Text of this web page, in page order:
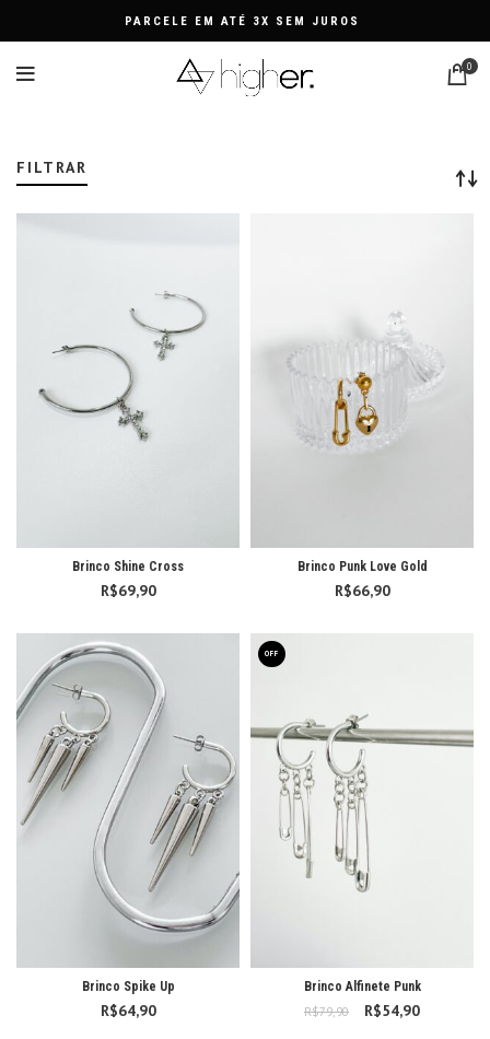
PARCELE EM ATÉ 3X SEM JUROS
0
BRINCOS ARGOLA
FILTRAR
Brinco Shine Cross
R$69,90
Brinco Punk Love Gold
R$66,90
Brinco Spike Up
R$64,90
OFF
Brinco Alfinete Punk
R$79,90
O preço original
R$54,90